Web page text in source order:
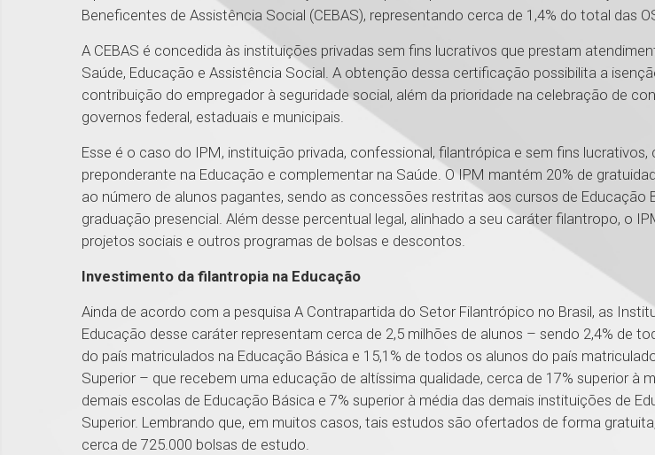
Beneficentes de Assistência Social (CEBAS), representando cerca de 1,4% do total das
A CEBAS é concedida às instituições privadas sem fins lucrativos que prestam
Saúde, Educação e Assistência Social. A obtenção dessa certificação possibilita a
contribuição do empregador à seguridade social, além da prioridade na celebração de
governos federal, estaduais e municipais.
Esse é o caso do IPM, instituição privada, confessional, filantrópica e sem fins
preponderante na Educação e complementar na Saúde. O IPM mantém 20% de
ao número de alunos pagantes, sendo as concessões restritas aos cursos de Educação
graduação presencial. Além desse percentual legal, alinhado a seu caráter filantropo, o
projetos sociais e outros programas de bolsas e descontos.
Investimento da filantropia na Educação
Ainda de acordo com a pesquisa A Contrapartida do Setor Filantrópico no Brasil, as
Educação desse caráter representam cerca de 2,5 milhões de alunos – sendo 2,4% de
do país matriculados na Educação Básica e 15,1% de todos os alunos do país
Superior – que recebem uma educação de altíssima qualidade, cerca de 17% superior à
demais escolas de Educação Básica e 7% superior à média das demais instituições de
Superior. Lembrando que, em muitos casos, tais estudos são ofertados de forma
cerca de 725.000 bolsas de estudo.